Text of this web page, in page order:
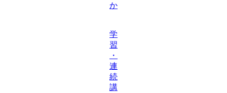
か
学
習
・
連
続
講